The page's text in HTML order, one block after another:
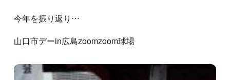
今年を振り返り…
山口市デーin広島zoomzoom球場